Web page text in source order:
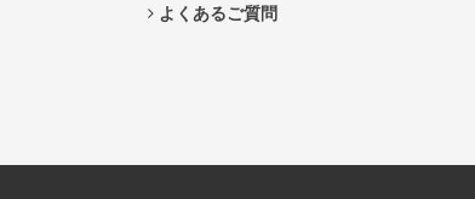
よくあるご質問